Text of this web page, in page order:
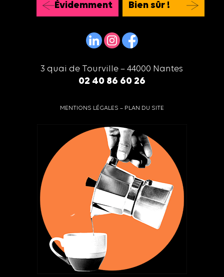
Évidemment Bien sûr !
3 quai de Tourville – 44000 Nantes
02 40 86 60 26
MENTIONS LÉGALES – PLAN DU SITE